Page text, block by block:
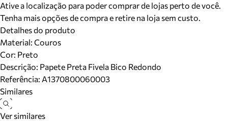
Ative a localização para poder comprar de lojas perto de você.
Tenha mais opções de compra e retire na loja sem custo.
Detalhes do produto
Material: Couros
Cor: Preto
Descrição: Papete Preta Fivela Bico Redondo
Referência: A1370800060003
Similares
Ver similares